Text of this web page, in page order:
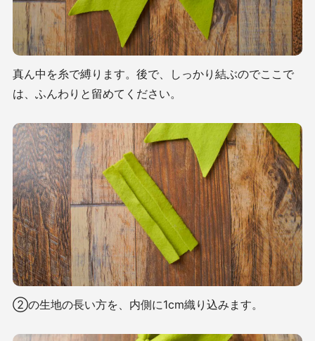
真ん中を糸で縛ります。後で、しっかり結ぶのでここで
は、ふんわりと留めてください。
②の生地の長い方を、内側に1cm織り込みます。